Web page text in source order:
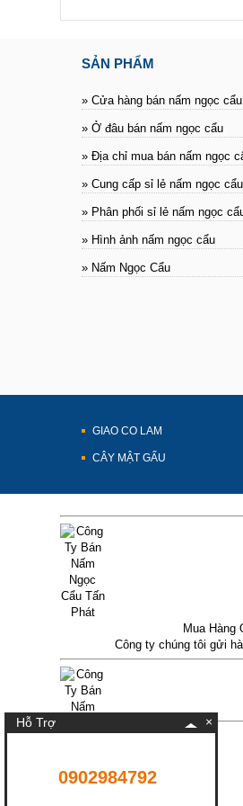
SẢN PHẨM
» Cửa hàng bán nấm ngọc cẩu
» Ở đâu bán nấm ngọc cẩu
» Địa chỉ mua bán nấm ngọc
» Cung cấp sỉ lẻ nấm ngọc cẩu
» Phân phối sỉ lẻ nấm ngọc
» Hình ảnh nấm ngọc cẩu
» Nấm Ngọc Cẩu
GIAO CO LAM
CÂY MẬT GẤU
Mua Hàng
Công ty chúng tôi gửi
Hỗ Trợ ×
0902984792